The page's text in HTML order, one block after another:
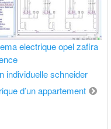
electrique opel zafira
individuelle schneider
d’un appartement